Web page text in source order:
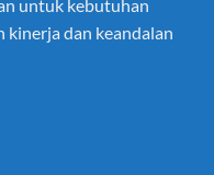
untuk kebutuhan
kinerja dan keandalan